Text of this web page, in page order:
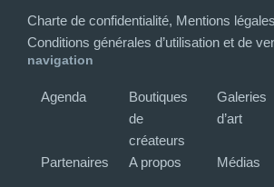
Charte de confidentialité, Mentions
Conditions générales d’utilisation et de
navigation
Agenda
Boutiques
de
créateurs
Galeries
d’art
Partenaires
A propos Médias